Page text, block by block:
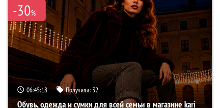
-30%
06:45:17 Получили: 32
Обувь, одежда и сумки для всей семьи в магазине kari